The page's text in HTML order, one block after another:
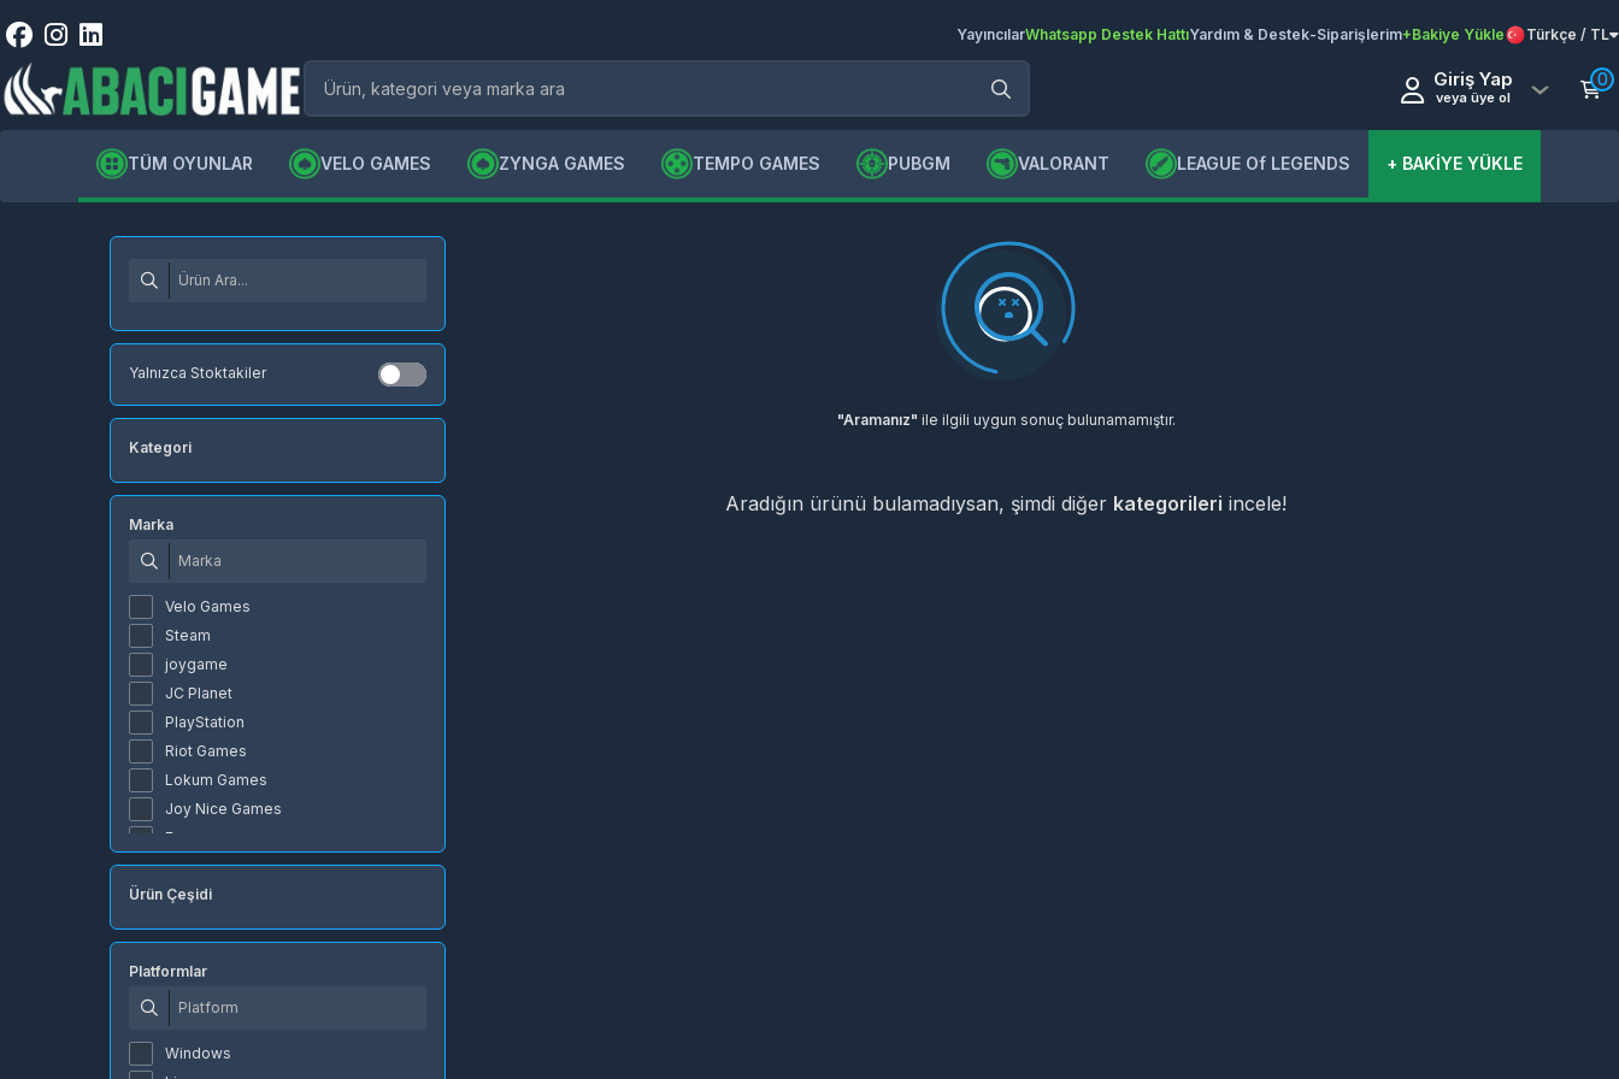
YayıncılarWhatsapp Destek HattıYardım & Destek-Siparişlerim+Bakiye Yükle Türkçe / TL
Giriş Yap
veya üye ol
0
TÜM OYUNLAR VELO GAMES ZYNGA GAMES TEMPO GAMES PUBGM VALORANT LEAGUE Of LEGENDS + BAKİYE YÜKLE
Yalnızca Stoktakiler
Kategori
Marka
Velo Games
Steam
joygame
JC Planet
PlayStation
Riot Games
Lokum Games
Joy Nice Games
Exxen
NetEase
Amazon
Ubisoft
Sony
Apple
Ürün Çeşidi
Platformlar
Windows
"Aramanız" ile ilgili uygun sonuç bulunamamıştır.
Aradığın ürünü bulamadıysan, şimdi diğer kategorileri incele!